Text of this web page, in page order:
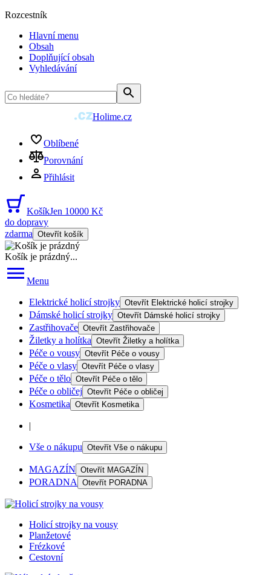
Rozcestník
Hlavní menu
Obsah
Doplňující obsah
Vyhledávání
Holime.cz
Oblíbené
Porovnání
Přihlásit
KošíkJen 10000 Kč
do dopravy
zdarma Otevřít košík
Košík je prázdný...
Menu
Elektrické holicí strojky Otevřít Elektrické holicí strojky
Dámské holicí strojky Otevřít Dámské holicí strojky
Zastřihovače Otevřít Zastřihovače
Žiletky a holítka Otevřít Žiletky a holítka
Péče o vousy Otevřít Péče o vousy
Péče o vlasy Otevřít Péče o vlasy
Péče o tělo Otevřít Péče o tělo
Péče o obličej Otevřít Péče o obličej
Kosmetika Otevřít Kosmetika
|
Vše o nákupu Otevřít Vše o nákupu
MAGAZÍN Otevřít MAGAZÍN
PORADNA Otevřít PORADNA
Holicí strojky na vousy
Planžetové
Frézkové
Cestovní